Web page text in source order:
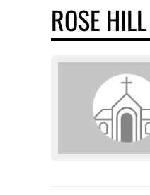
ROSE HILL